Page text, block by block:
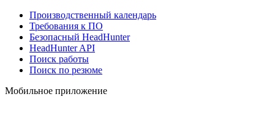
Производственный календарь
Требования к ПО
Безопасный HeadHunter
HeadHunter API
Поиск работы
Поиск по резюме
Мобильное приложение